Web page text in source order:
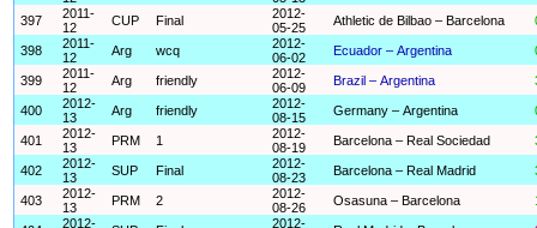
397
2011-
12
CUP Final
2012-
05-25
Athletic de Bilbao – Barcelona
398
2011-
12
Arg wcq
2012-
06-02
Ecuador – Argentina
399
2011-
12
Arg friendly
2012-
06-09
Brazil – Argentina
400
2012-
13
Arg friendly
2012-
08-15
Germany – Argentina
401
2012-
13
PRM 1
2012-
08-19
Barcelona – Real Sociedad
402
2012-
13
SUP Final
2012-
08-23
Barcelona – Real Madrid
403
2012-
13
PRM 2
2012-
08-26
Osasuna – Barcelona
2012-
2012-